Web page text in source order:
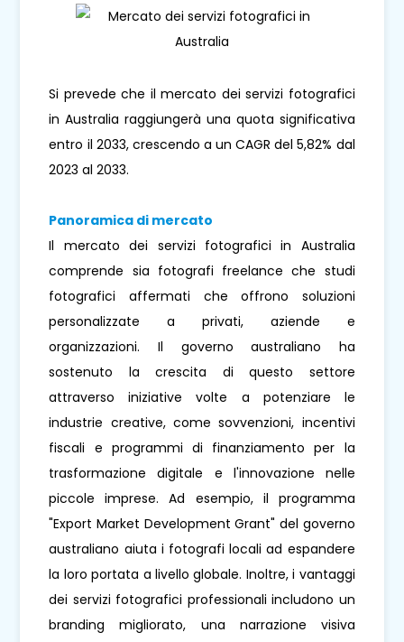
Si prevede che il mercato dei servizi fotografici
in Australia raggiungerà una quota significativa
entro il 2033, crescendo a un CAGR del 5,82% dal
2023 al 2033.
Panoramica di mercato
Il mercato dei servizi fotografici in Australia
comprende sia fotografi freelance che studi
fotografici affermati che offrono soluzioni
personalizzate a privati, aziende e
organizzazioni. Il governo australiano ha
sostenuto la crescita di questo settore
attraverso iniziative volte a potenziare le
industrie creative, come sovvenzioni, incentivi
fiscali e programmi di finanziamento per la
trasformazione digitale e l'innovazione nelle
piccole imprese. Ad esempio, il programma
"Export Market Development Grant" del governo
australiano aiuta i fotografi locali ad espandere
la loro portata a livello globale. Inoltre, i vantaggi
dei servizi fotografici professionali includono un
branding migliorato, una narrazione visiva